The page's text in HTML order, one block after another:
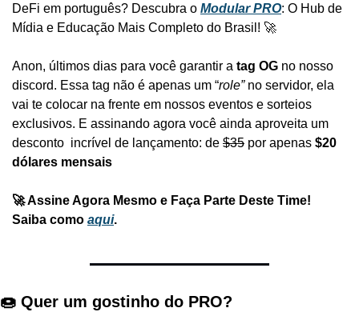
DeFi em português? Descubra o Modular PRO: O Hub de
Mídia e Educação Mais Completo do Brasil! 🚀
Anon, últimos dias para você garantir a tag OG no nosso
discord. Essa tag não é apenas um “role” no servidor, ela
vai te colocar na frente em nossos eventos e sorteios
exclusivos. E assinando agora você ainda aproveita um
desconto  incrível de lançamento: de $35 por apenas $20
dólares mensais
🚀 Assine Agora Mesmo e Faça Parte Deste Time!
Saiba como aqui.
🍩 Quer um gostinho do PRO?